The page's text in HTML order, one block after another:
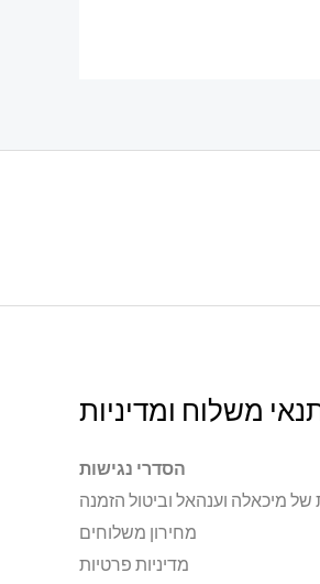
משלוח ומדיניות
הסדרי נגישות
מיכאלה וענהאל וביטול הזמנה
מחירון משלוחים
מדיניות פרטיות